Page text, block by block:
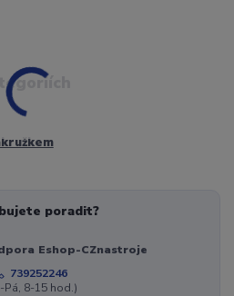
poradit?
Eshop-CZnastroje
739252246
Pá, 8-15 hod.)